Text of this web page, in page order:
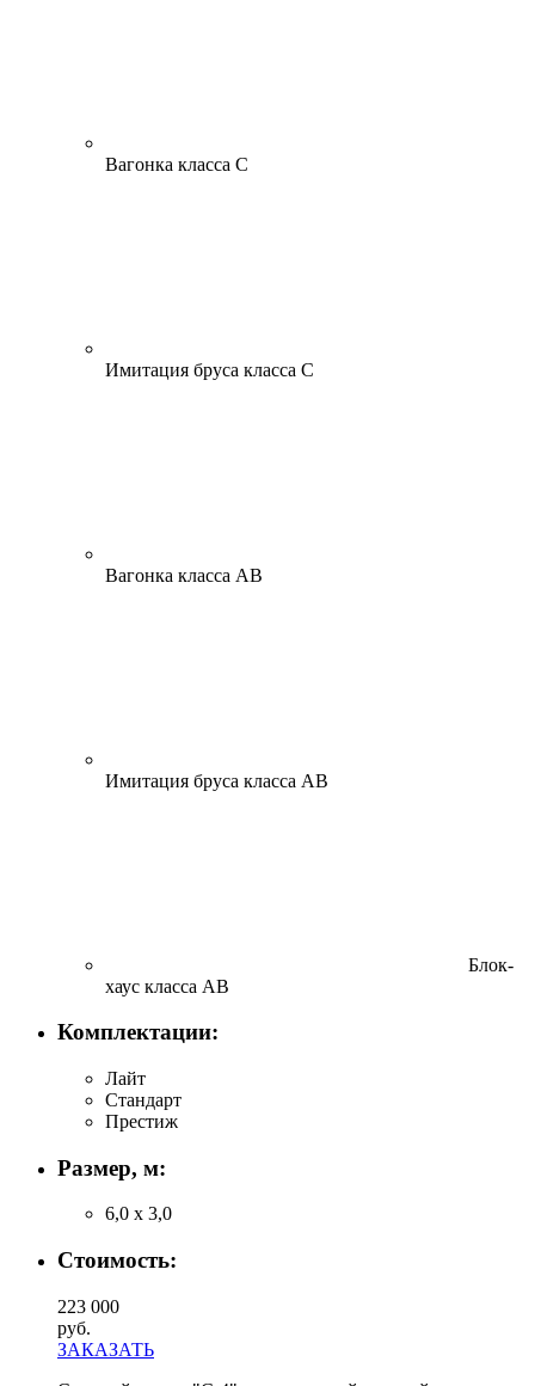
Вагонка класса С
Имитация бруса класса С
Вагонка класса АВ
Имитация бруса класса АВ
Блок-
хаус класса АВ
Комплектации:
Лайт
Стандарт
Престиж
Размер, м:
6,0 х 3,0
Стоимость:
223 000
руб.
ЗАКАЗАТЬ